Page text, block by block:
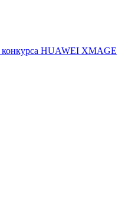
конкурса HUAWEI XMAGE